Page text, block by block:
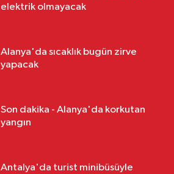
elektrik olmayacak
Alanya'da sıcaklık bugün zirve
yapacak
Son dakika - Alanya'da korkutan
yangın
Antalya'da turist minibüsüyle